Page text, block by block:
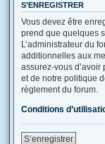
S’ENREGISTRER
Vous devez être
prend que quelques
L’administrateur du
additionnelles aux
assurez-vous
et de notre politique
règlement du forum.
Conditions
S’enregistrer